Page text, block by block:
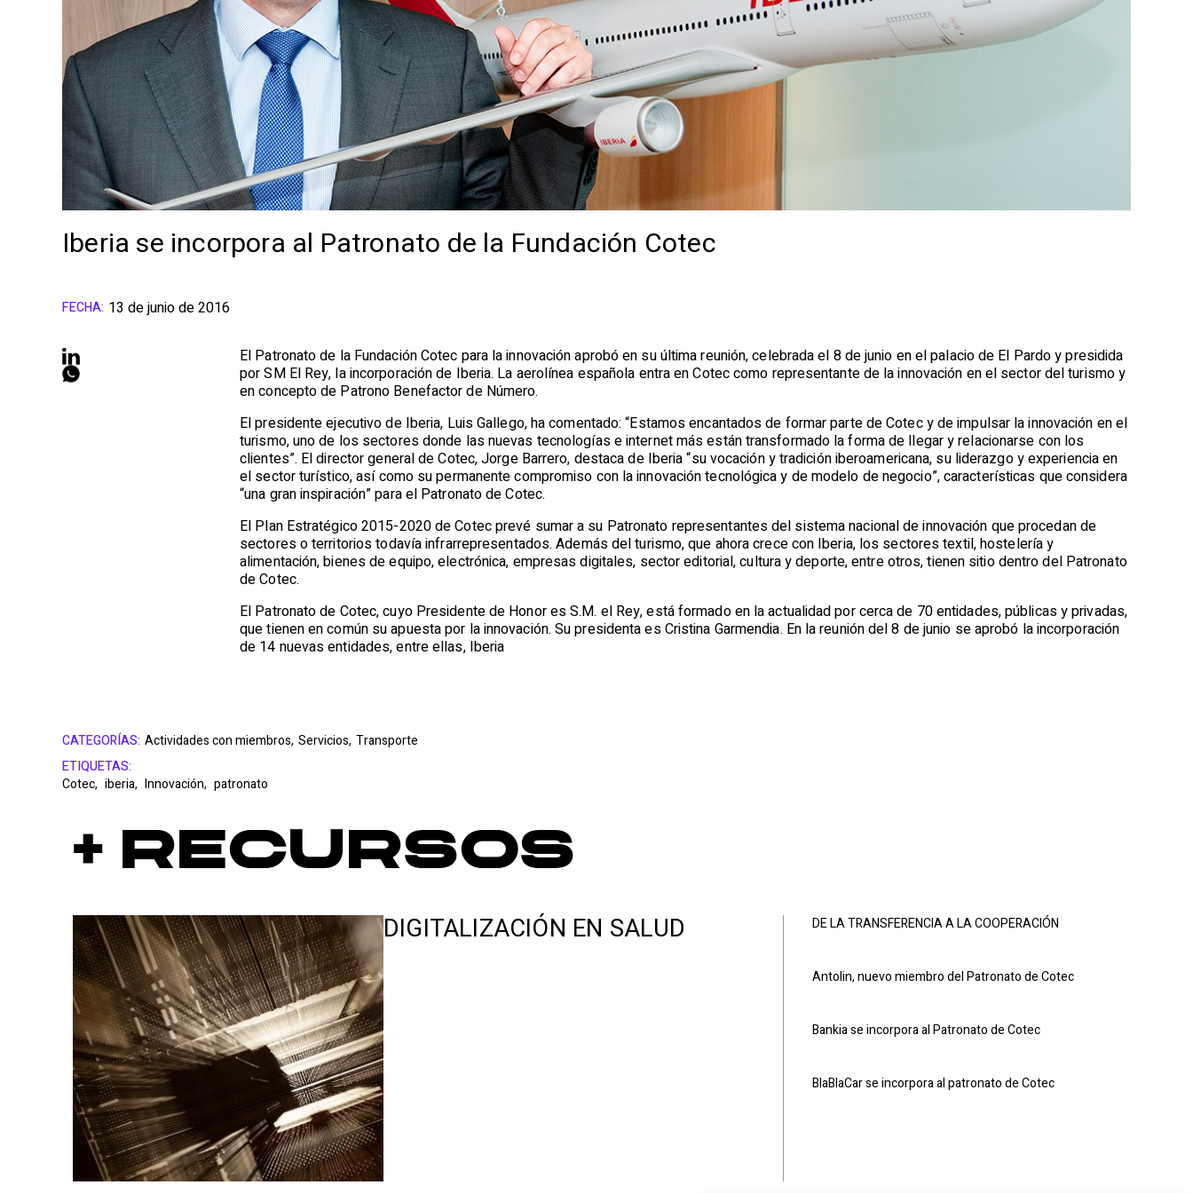
Iberia se incorpora al Patronato de la Fundación Cotec
FECHA: 13 de junio de 2016
El Patronato de la Fundación Cotec para la innovación aprobó en su última reunión, celebrada el 8 de junio en el palacio de El Pardo y presidida
por SM El Rey, la incorporación de Iberia. La aerolínea española entra en Cotec como representante de la innovación en el sector del turismo y
en concepto de Patrono Benefactor de Número.
El presidente ejecutivo de Iberia, Luis Gallego, ha comentado: “Estamos encantados de formar parte de Cotec y de impulsar la innovación en el
turismo, uno de los sectores donde las nuevas tecnologías e internet más están transformado la forma de llegar y relacionarse con los
clientes”. El director general de Cotec, Jorge Barrero, destaca de Iberia “su vocación y tradición iberoamericana, su liderazgo y experiencia en
el sector turístico, así como su permanente compromiso con la innovación tecnológica y de modelo de negocio”, características que considera
“una gran inspiración” para el Patronato de Cotec.
El Plan Estratégico 2015-2020 de Cotec prevé sumar a su Patronato representantes del sistema nacional de innovación que procedan de
sectores o territorios todavía infrarrepresentados. Además del turismo, que ahora crece con Iberia, los sectores textil, hostelería y
alimentación, bienes de equipo, electrónica, empresas digitales, sector editorial, cultura y deporte, entre otros, tienen sitio dentro del Patronato
de Cotec.
El Patronato de Cotec, cuyo Presidente de Honor es S.M. el Rey, está formado en la actualidad por cerca de 70 entidades, públicas y privadas,
que tienen en común su apuesta por la innovación. Su presidenta es Cristina Garmendia. En la reunión del 8 de junio se aprobó la incorporación
de 14 nuevas entidades, entre ellas, Iberia
CATEGORÍAS: Actividades con miembros, Servicios, Transporte
ETIQUETAS:
Cotec, iberia, Innovación, patronato
+ Recursos
DIGITALIZACIÓN EN SALUD DE LA TRANSFERENCIA A LA COOPERACIÓN
Antolin, nuevo miembro del Patronato de Cotec
Bankia se incorpora al Patronato de Cotec
BlaBlaCar se incorpora al patronato de Cotec